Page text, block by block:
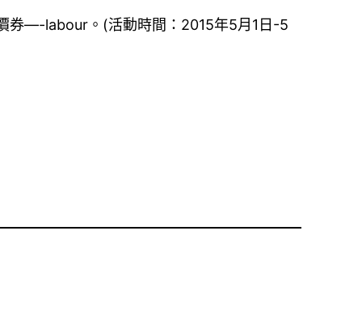
券—-labour。(活動時間：2015年5月1日-5